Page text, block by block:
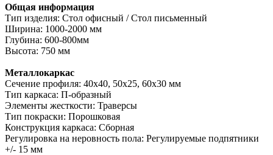
Общая информация
Тип изделия: Стол офисный / Стол письменный
Ширина: 1000-2000 мм
Глубина: 600-800мм
Высота: 750 мм
Металлокаркас
Сечение профиля: 40х40, 50х25, 60х30 мм
Тип каркаса: П-образный
Элементы жесткости: Траверсы
Тип покраски: Порошковая
Конструкция каркаса: Сборная
Регулировка на неровность пола: Регулируемые подпятники
+/- 15 мм